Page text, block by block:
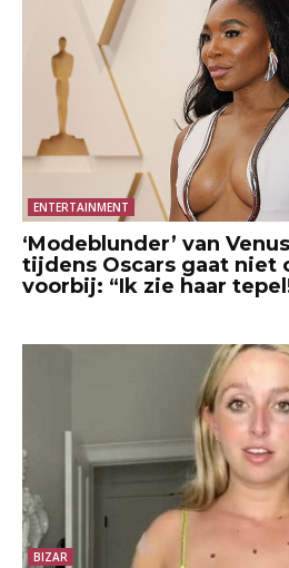
ENTERTAINMENT
‘Modeblunder’ van
tijdens Oscars gaat niet
voorbij: “Ik zie haar
BIZAR